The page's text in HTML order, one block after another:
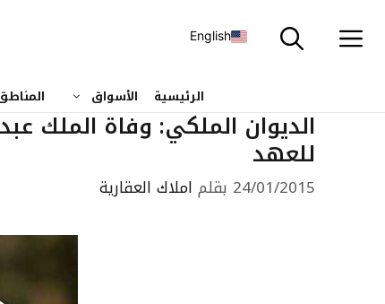
إلى
English
الرئيسية الأسواق
الديوان الملكي: وفاة الملك
للعهد
24/01/2015 بقلم املاك العقارية